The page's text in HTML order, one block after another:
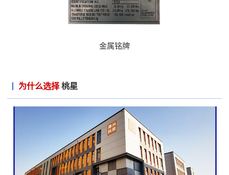
金属铭牌
为什么选择桃星